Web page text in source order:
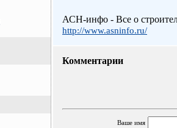
АСН-инфо - Все о
http://www.asninfo.ru/
Комментарии
Ваше имя